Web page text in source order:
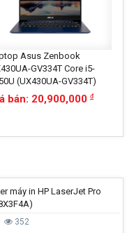
Asus Zenbook
GV334T Core i5-
(UX430UA-GV334T)
bán: 20,900,000 đ
máy in HP LaserJet Pro
352